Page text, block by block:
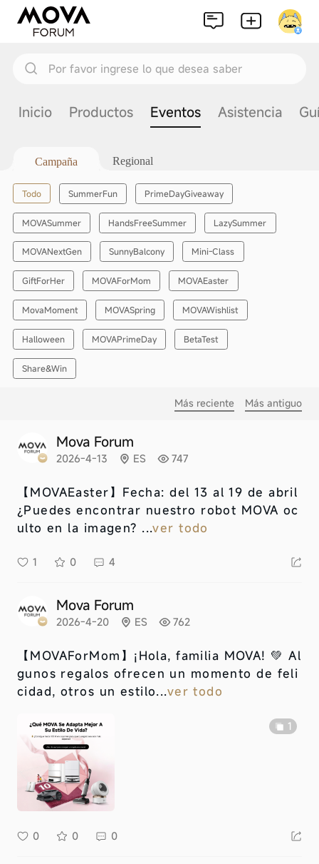
Por favor ingrese lo que desea saber
Inicio Productos Eventos Asistencia
Campaña Regional
Todo SummerFun PrimeDayGiveaway
MOVASummer HandsFreeSummer LazySummer
MOVANextGen SunnyBalcony Mini-Class
GiftForHer MOVAForMom MOVAEaster
MovaMoment MOVASpring MOVAWishlist
Halloween MOVAPrimeDay BetaTest
Share&Win
Más reciente Más antiguo
Mova Forum
2026-4-13 ES 747
【MOVAEaster】 Fecha: del 13 al 19 de abril
¿Puedes encontrar nuestro robot MOVA oc
ulto en la imagen? ...ver todo
1 0 4
Mova Forum
2026-4-20 ES 762
【MOVAForMom】 ¡Hola, familia MOVA! 💚 Al
gunos regalos ofrecen un momento de feli
cidad, otros un estilo...ver todo
1
0 0 0